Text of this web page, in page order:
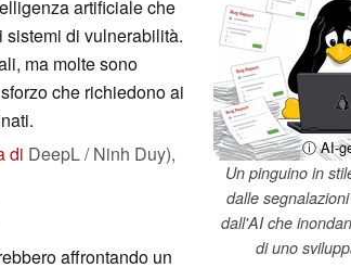
ⓘ AI-
Un pinguino in
dalle
dall'AI che
di uno
artificiale che
di vulnerabilità.
ma molte sono
che richiedono ai
di DeepL / Ninh Duy),
affrontando un